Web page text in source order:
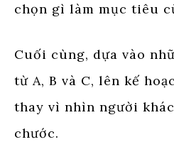
chọn gì làm mục tiêu
Cuối cùng, dựa vào
từ A, B và C, lên kế
thay vì nhìn người
chước.